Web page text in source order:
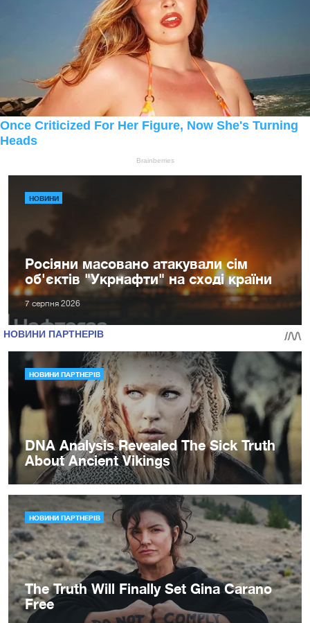
НОВИНИ
Росіяни масовано атакували сім
об'єктів "Укрнафти" на сході країни
7 серпня 2026